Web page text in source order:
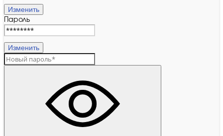
Изменить
Пароль
Изменить